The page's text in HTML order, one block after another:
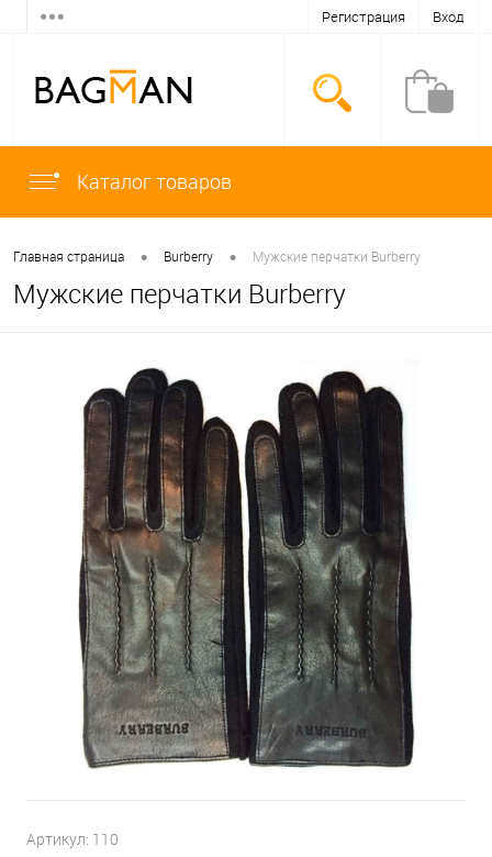
Регистрация Вход
Каталог товаров
Главная страница • Burberry • Мужские перчатки Burberry
Мужские перчатки Burberry
Артикул: 110